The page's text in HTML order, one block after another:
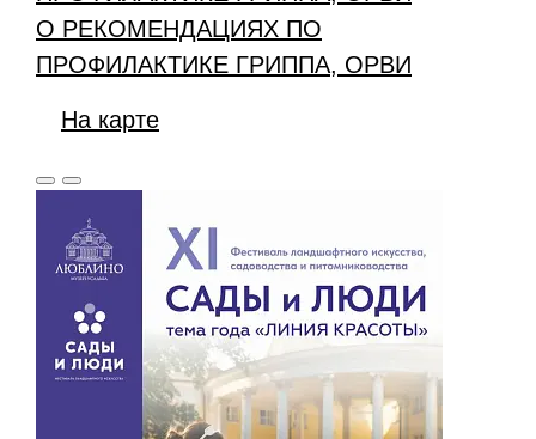
О РЕКОМЕНДАЦИЯХ ПО
ПРОФИЛАКТИКЕ ГРИППА, ОРВИ
На карте